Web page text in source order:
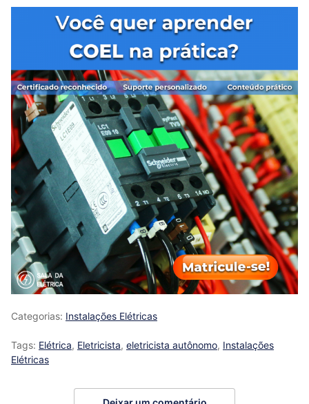
Categorias: Instalações Elétricas
Tags: Elétrica, Eletricista, eletricista autônomo, Instalações
Elétricas